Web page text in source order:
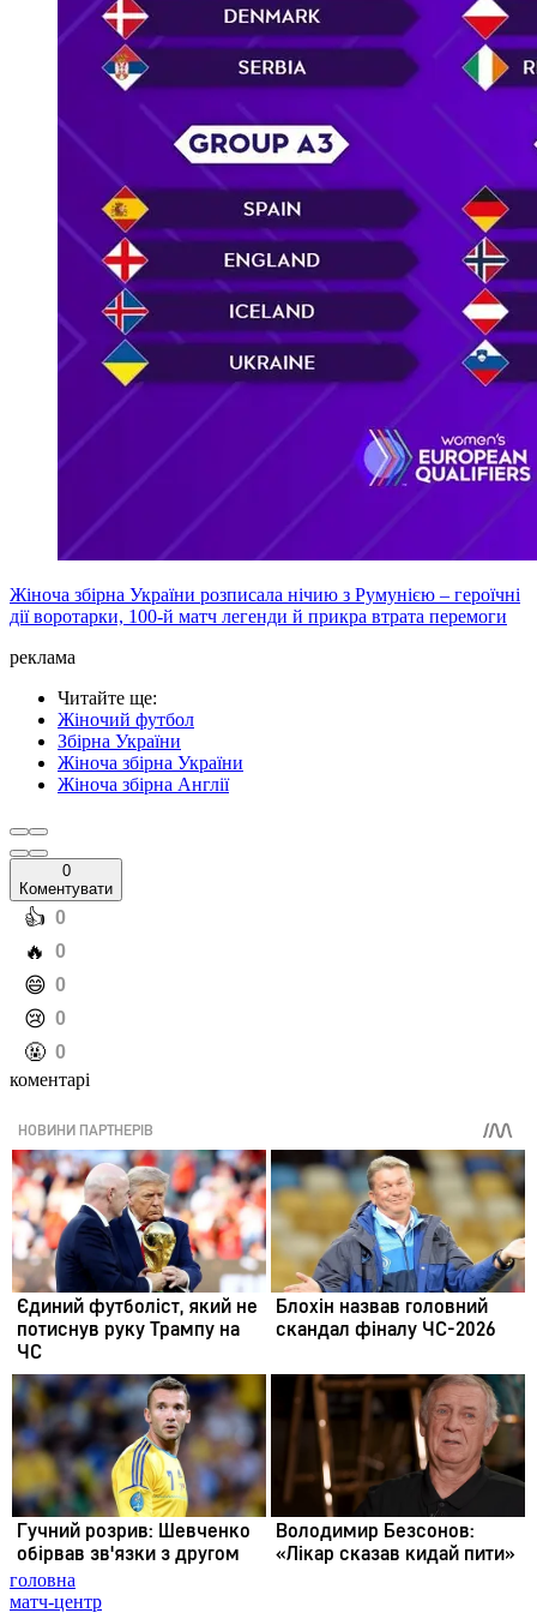
Жіноча збірна України розписала нічию з Румунією – героїчні
дії воротарки, 100-й матч легенди й прикра втрата перемоги
реклама
Читайте ще:
Жіночий футбол
Збірна України
Жіноча збірна України
Жіноча збірна Англії
0
Коментувати
️👍 0
️🔥 0
️😄 0
️😢 0
️🤬 0
коментарі
головна
матч-центр